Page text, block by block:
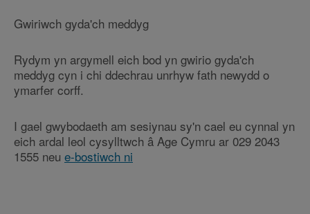
Gwiriwch gyda'ch meddyg
Rydym yn argymell eich bod yn gwirio gyda'ch
meddyg cyn i chi ddechrau unrhyw fath newydd o
ymarfer corff.
I gael gwybodaeth am sesiynau sy'n cael eu cynnal yn
eich ardal leol cysylltwch â Age Cymru ar 029 2043
1555 neu e-bostiwch ni